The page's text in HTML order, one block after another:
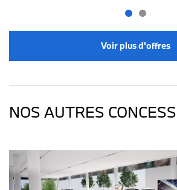
Voir plus d'offres
NOS AUTRES